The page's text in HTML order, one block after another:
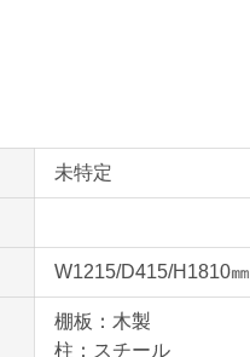
未特定
W1215/D415/H1810㎜
棚板：木製
柱：スチール